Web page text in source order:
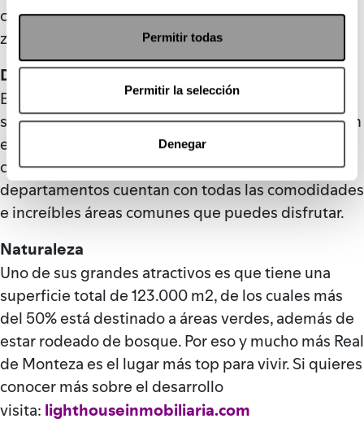
Permitir todas
Permitir la selección
Denegar
campos de golf, se ha convertido en una de las
zonas con mayor plusvalía de la ciudad.
Diseño
El desarrollo tiene un concepto único en el que
sientes como si vivieras dentro de en un bosque sin
estar lejos de las comodidades de la ciudad, todo
con un ambiente lujoso y exclusivo. Los
departamentos cuentan con todas las comodidades
e increíbles áreas comunes que puedes disfrutar.
Naturaleza
Uno de sus grandes atractivos es que tiene una
superficie total de 123.000 m2, de los cuales más
del 50% está destinado a áreas verdes, además de
estar rodeado de bosque. Por eso y mucho más Real
de Monteza es el lugar más top para vivir. Si quieres
conocer más sobre el desarrollo
visita: lighthouseinmobiliaria.com